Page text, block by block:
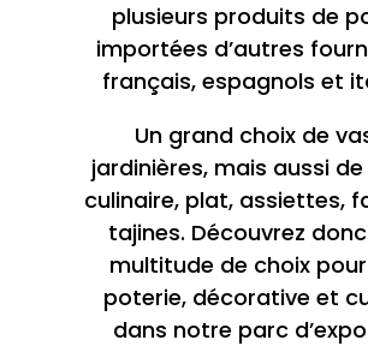
plusieurs produits de
importées d’autres
français, espagnols et
Un grand choix de
jardinières, mais aussi
culinaire, plat, assiettes,
tajines. Découvrez
multitude de choix
poterie, décorative et
dans notre parc